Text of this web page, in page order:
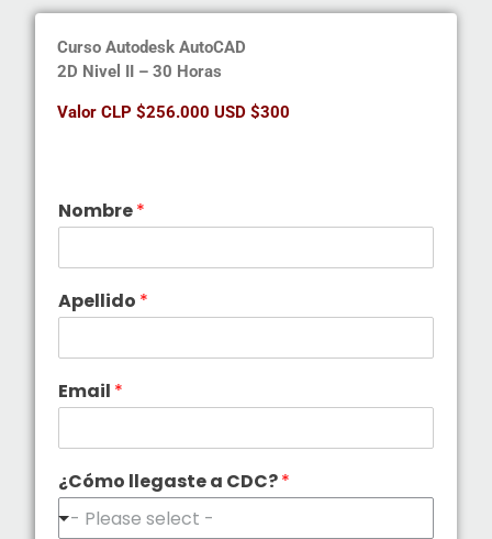
Curso Autodesk AutoCAD
2D Nivel II –30 Horas
Valor CLP $256.000 USD $300
Nombre*
Apellido *
Email *
¿Cómo llegaste a CDC?*
- Please select -